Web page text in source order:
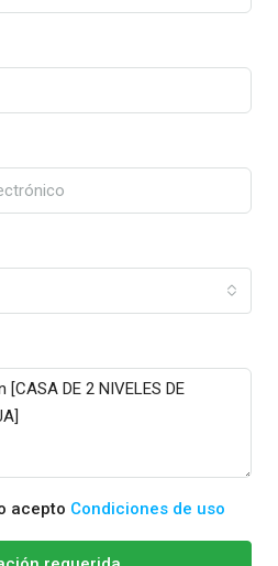
acepto Condiciones de uso